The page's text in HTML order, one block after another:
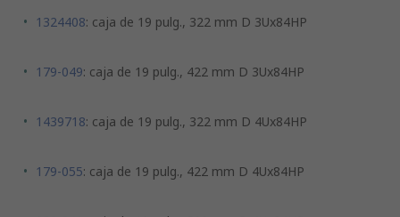
1324408: caja de 19 pulg., 322 mm D 3Ux84HP
179-049: caja de 19 pulg., 422 mm D 3Ux84HP
1439718: caja de 19 pulg., 322 mm D 4Ux84HP
179-055: caja de 19 pulg., 422 mm D 4Ux84HP